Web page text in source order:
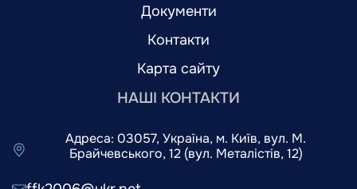
Документи
Контакти
Карта сайту
НАШІ КОНТАКТИ
Адреса: 03057, Україна, м. Київ, вул. М.
Брайчевського, 12 (вул. Металістів, 12)